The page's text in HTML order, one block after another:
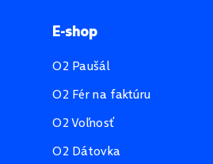
E-shop
O2 Paušál
O2 Fér na faktúru
O2 Voľnosť
O2 Dátovka